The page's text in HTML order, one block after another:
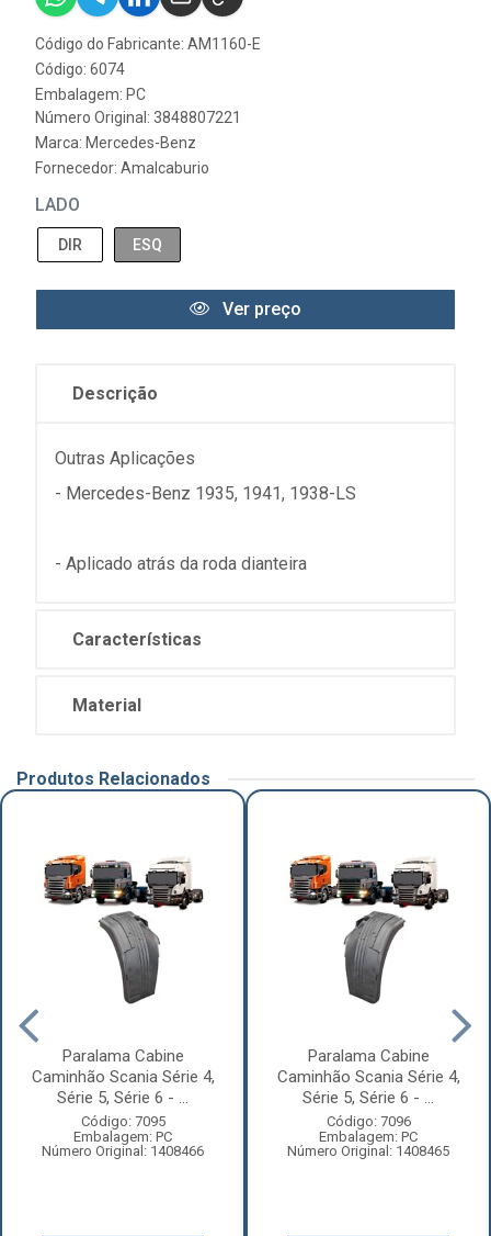
Código do Fabricante: AM1160-E
Código: 6074
Embalagem: PC
Número Original: 3848807221
Marca: Mercedes-Benz
Fornecedor: Amalcaburio
LADO
DIR ESQ
Ver preço
Descrição
Outras Aplicações
- Mercedes-Benz 1935, 1941, 1938-LS
- Aplicado atrás da roda dianteira
Características
Material
Produtos Relacionados
Paralama Cabine
Caminhão Scania Série 4,
Série 5, Série 6 - ...
Código: 7095
Embalagem: PC
Número Original: 1408466
Paralama Cabine
Caminhão Scania Série 4,
Série 5, Série 6 - ...
Código: 7096
Embalagem: PC
Número Original: 1408465